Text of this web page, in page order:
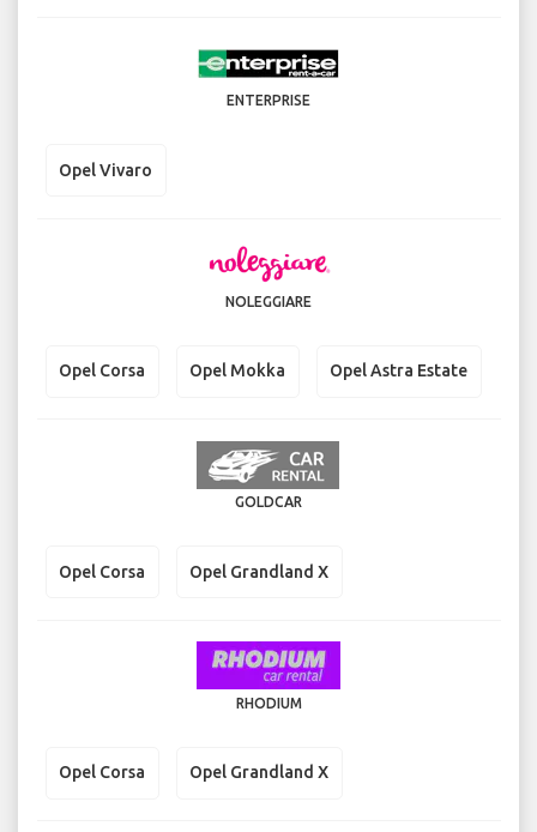
ENTERPRISE
Opel Vivaro
NOLEGGIARE
Opel Corsa Opel Mokka Opel Astra Estate
GOLDCAR
Opel Corsa Opel Grandland X
RHODIUM
Opel Corsa Opel Grandland X